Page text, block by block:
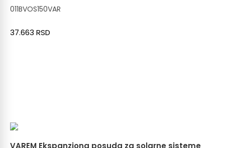
011BVOS150VAR
37.663 RSD
VAREM Ekspanziona posuda za solarne sisteme